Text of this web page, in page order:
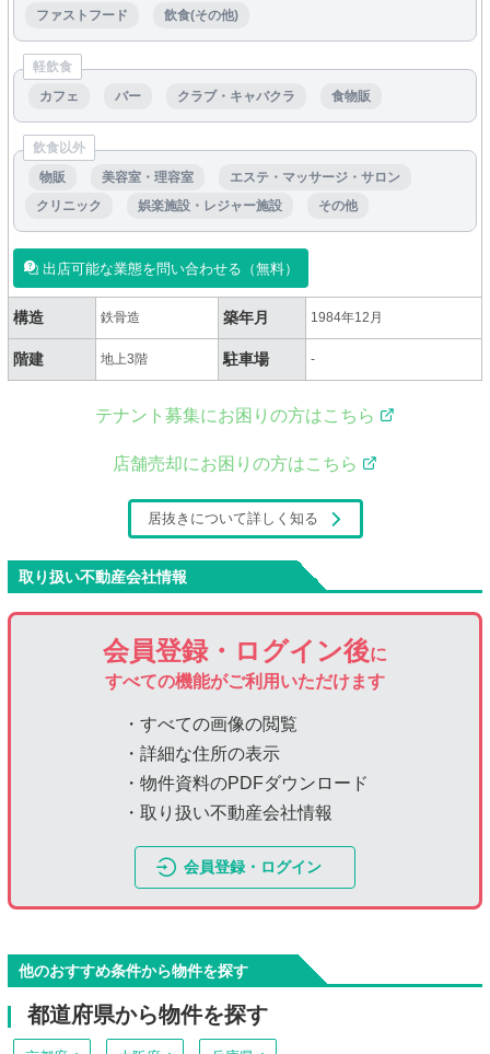
ファストフード 飲食(その他)
軽飲食
カフェ
バー クラブ・キャバクラ 食物販
飲食以外
物販
美容室・理容室
エステ・マッサージ・サロン
クリニック
娯楽施設・レジャー施設 その他
出店可能な業態を問い合わせる（無料）
構造 鉄骨造 築年月 1984年12月
階建 地上3階 駐車場 -
テナント募集にお困りの方はこちら
店舗売却にお困りの方はこちら
居抜きについて詳しく知る
取り扱い不動産会社情報
会員登録・ログイン後に
すべての機能がご利用いただけます
・すべての画像の閲覧
・詳細な住所の表示
・物件資料のPDFダウンロード
・取り扱い不動産会社情報
会員登録・ログイン
他のおすすめ条件から物件を探す
都道府県から物件を探す